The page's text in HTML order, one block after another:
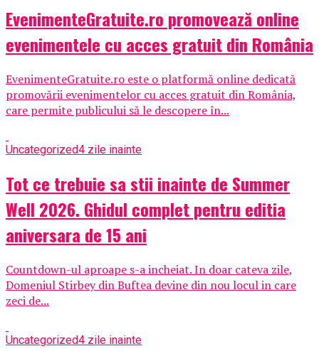
EvenimenteGratuite.ro promovează online
evenimentele cu acces gratuit din România
EvenimenteGratuite.ro este o platformă online dedicată
promovării evenimentelor cu acces gratuit din România,
care permite publicului să le descopere în...
Uncategorized4 zile inainte
Tot ce trebuie sa stii inainte de Summer
Well 2026. Ghidul complet pentru editia
aniversara de 15 ani
Countdown-ul aproape s-a incheiat. In doar cateva zile,
Domeniul Stirbey din Buftea devine din nou locul in care
zeci de...
Uncategorized4 zile inainte